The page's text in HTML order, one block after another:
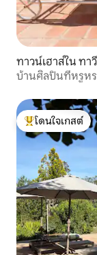
ทาวน์เฮาส์ใน ทาวี
บ้านศิลปินที่หรูหร
โดนใจเกสต์ที่สุด
โดนใจเกสต์